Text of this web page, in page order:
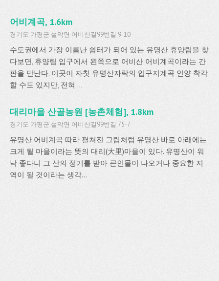
어비계곡, 1.6km
경기도 가평군 설악면 어비산길99번길 9-10
수도권에서 가장 이름난 쉼터가 되어 있는 유명산 휴양림을 찾
다보면, 휴양림 입구에서 왼쪽으로 어비산 어비계곡이라는 간
판을 만난다. 이곳이 자칫 유명산자락의 입구지계곡 인양 착각
할 수도 있지만, 전혀 ...
대리마을 산골농원 [농촌체험], 1.8km
경기도 가평군 설악면 어비산길99번길 75-7
유명산 어비계곡 따라 펼쳐진 그림처럼 유명산 바로 아래에는
크게 될 마을이라는 뜻의 대리(大里)마을이 있다. 유명산이 워
낙 좋다니 그 산의 정기를 받아 큰인물이 나오거나 중요한 지
역이 될 것이라는 생각...